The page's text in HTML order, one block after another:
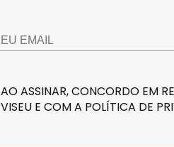
AO ASSINAR, CONCORDO EM
VISEU E COM A POLÍTICA DE